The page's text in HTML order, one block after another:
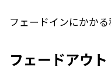
フェードインにかかる
フェードアウト